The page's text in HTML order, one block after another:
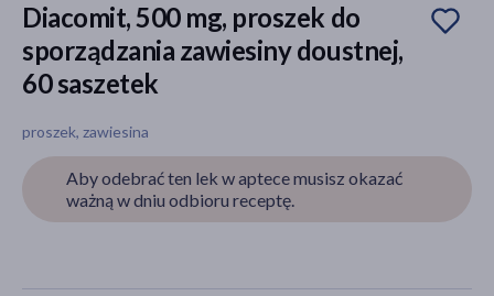
Hit
Diacomit, 500 mg, proszek do
sporządzania zawiesiny doustnej,
60 saszetek
proszek, zawiesina
Aby odebrać ten lek w aptece musisz okazać
ważną w dniu odbioru receptę.